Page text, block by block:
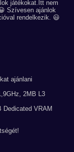
játékokat.Itt nem
Szívesen ajánlok
rendelkezik. 😃
ajánlani
2MB L3
Dedicated VRAM